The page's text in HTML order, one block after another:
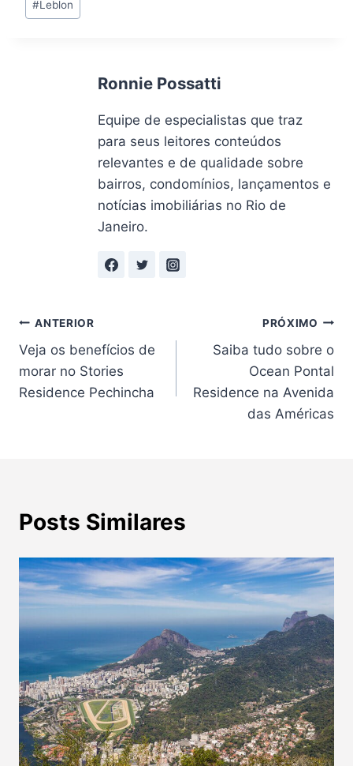
do
#Leblon
Ronnie Possatti
Equipe de especialistas que traz
para seus leitores conteúdos
relevantes e de qualidade sobre
bairros, condomínios, lançamentos e
notícias imobiliárias no Rio de
Janeiro.
Navegação
de
Post
ANTERIOR
Veja os benefícios de
morar no Stories
Residence Pechincha
PRÓXIMO
Saiba tudo sobre o
Ocean Pontal
Residence na Avenida
das Américas
Posts Similares